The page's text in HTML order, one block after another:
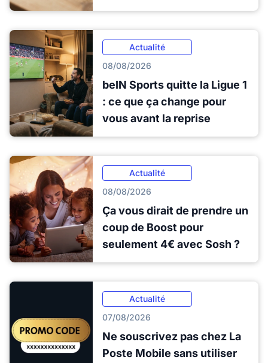
Actualité
08/08/2026
beIN Sports quitte la Ligue 1
: ce que ça change pour
vous avant la reprise
Actualité
08/08/2026
Ça vous dirait de prendre un
coup de Boost pour
seulement 4€ avec Sosh ?
Actualité
07/08/2026
Ne souscrivez pas chez La
Poste Mobile sans utiliser